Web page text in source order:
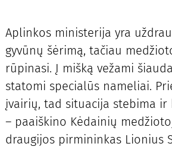
Aplinkos ministerija yra
gyvūnų šėrimą, tačiau
rūpinasi. Į mišką vežami
statomi specialūs nameliai.
įvairių, tad situacija stebima ir
– paaiškino Kėdainių
draugijos pirmininkas Lionius